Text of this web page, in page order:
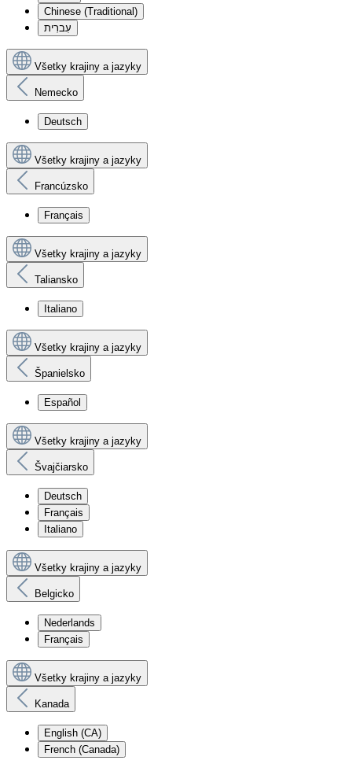
Chinese (Traditional)
עִברִית
Všetky krajiny a jazyky
Nemecko
Deutsch
Všetky krajiny a jazyky
Francúzsko
Français
Všetky krajiny a jazyky
Taliansko
Italiano
Všetky krajiny a jazyky
Španielsko
Español
Všetky krajiny a jazyky
Švajčiarsko
Deutsch
Français
Italiano
Všetky krajiny a jazyky
Belgicko
Nederlands
Français
Všetky krajiny a jazyky
Kanada
English (CA)
French (Canada)